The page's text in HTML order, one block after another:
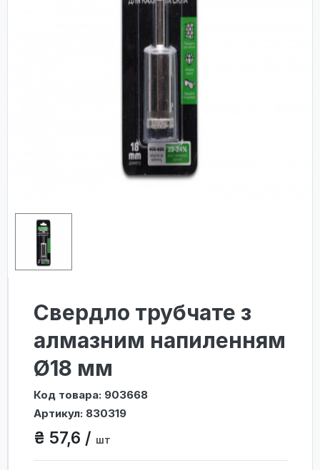
Свердло трубчате з
алмазним напиленням
Ø18 мм
Код товара: 903668
Артикул: 830319
₴ 57,6 / шт